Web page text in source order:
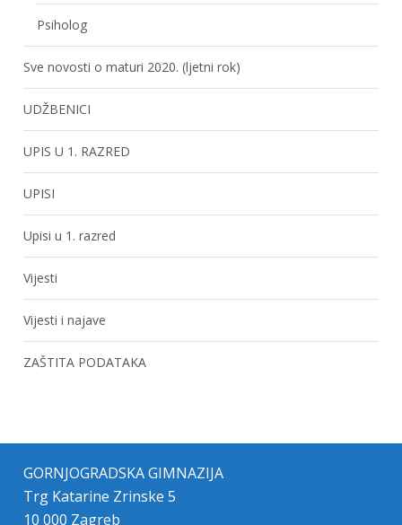
Psiholog
Sve novosti o maturi 2020. (ljetni rok)
UDŽBENICI
UPIS U 1. RAZRED
UPISI
Upisi u 1. razred
Vijesti
Vijesti i najave
ZAŠTITA PODATAKA
GORNJOGRADSKA GIMNAZIJA
Trg Katarine Zrinske 5
10 000 Zagreb